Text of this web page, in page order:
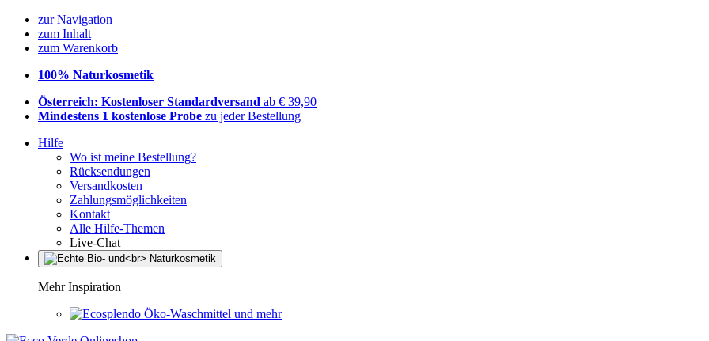
zur Navigation
zum Inhalt
zum Warenkorb
100% Naturkosmetik
Österreich: Kostenloser Standardversand ab € 39,90
Mindestens 1 kostenlose Probe zu jeder Bestellung
Hilfe
Wo ist meine Bestellung?
Rücksendungen
Versandkosten
Zahlungsmöglichkeiten
Kontakt
Alle Hilfe-Themen
Live-Chat
Mehr Inspiration
Öko-Waschmittel und mehr